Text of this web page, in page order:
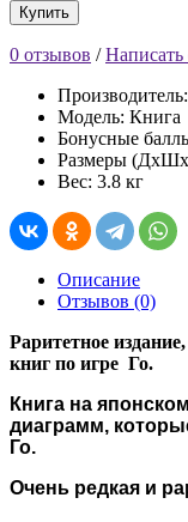
Купить
0 отзывов /Написать
Производитель:
Модель: Книга
Бонусные
Размеры
Вес: 3.8 кг
Описание
Отзывов (0)
Раритетное
книг по игре Го.
Книга на
диаграмм,
Го.
Очень редкая и